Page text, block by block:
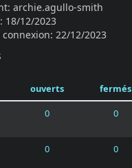
archie.agullo-smith
18/12/2023
22/12/2023
ouverts fermés
0 0
0 0